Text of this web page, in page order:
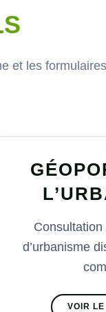
et les formulaires
d’urbanisme
VOIR